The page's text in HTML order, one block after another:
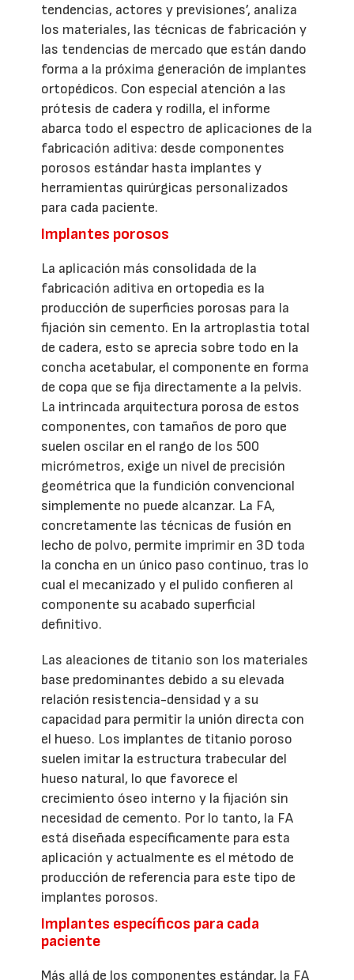
tendencias, actores y previsiones’, analiza
los materiales, las técnicas de fabricación y
las tendencias de mercado que están dando
forma a la próxima generación de implantes
ortopédicos. Con especial atención a las
prótesis de cadera y rodilla, el informe
abarca todo el espectro de aplicaciones de la
fabricación aditiva: desde componentes
porosos estándar hasta implantes y
herramientas quirúrgicas personalizados
para cada paciente.
Implantes porosos
La aplicación más consolidada de la
fabricación aditiva en ortopedia es la
producción de superficies porosas para la
fijación sin cemento. En la artroplastia total
de cadera, esto se aprecia sobre todo en la
concha acetabular, el componente en forma
de copa que se fija directamente a la pelvis.
La intrincada arquitectura porosa de estos
componentes, con tamaños de poro que
suelen oscilar en el rango de los 500
micrómetros, exige un nivel de precisión
geométrica que la fundición convencional
simplemente no puede alcanzar. La FA,
concretamente las técnicas de fusión en
lecho de polvo, permite imprimir en 3D toda
la concha en un único paso continuo, tras lo
cual el mecanizado y el pulido confieren al
componente su acabado superficial
definitivo.
Las aleaciones de titanio son los materiales
base predominantes debido a su elevada
relación resistencia-densidad y a su
capacidad para permitir la unión directa con
el hueso. Los implantes de titanio poroso
suelen imitar la estructura trabecular del
hueso natural, lo que favorece el
crecimiento óseo interno y la fijación sin
necesidad de cemento. Por lo tanto, la FA
está diseñada específicamente para esta
aplicación y actualmente es el método de
producción de referencia para este tipo de
implantes porosos.
Implantes específicos para cada
paciente
Más allá de los componentes estándar, la FA